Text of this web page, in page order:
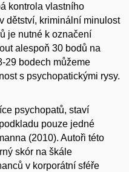
kontrola vlastního
dětství, kriminální minulost
je nutné k označení
alespoň 30 bodů na
29 bodech můžeme
s psychopatickými rysy.
psychopatů, staví
pouze jedné
(2010). Autoři této
skór na škále
v korporátní sféře